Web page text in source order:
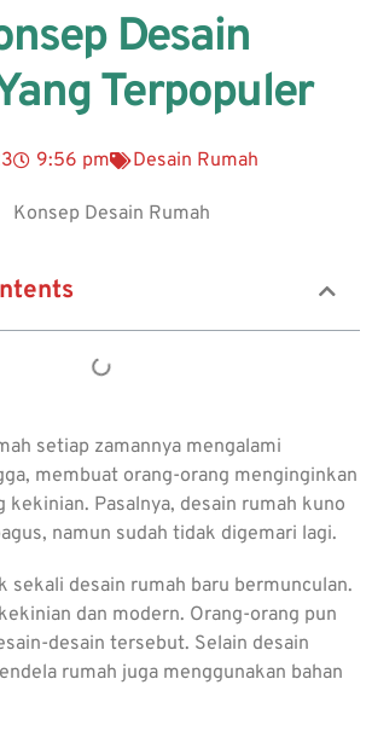
Desain
Terpopuler
9:56 pm Desain Rumah
setiap zamannya mengalami
membuat orang-orang menginginkan
kekinian. Pasalnya, desain rumah kuno
namun sudah tidak digemari lagi.
sekali desain rumah baru bermunculan.
dan modern. Orang-orang pun
desain tersebut. Selain desain
rumah juga menggunakan bahan